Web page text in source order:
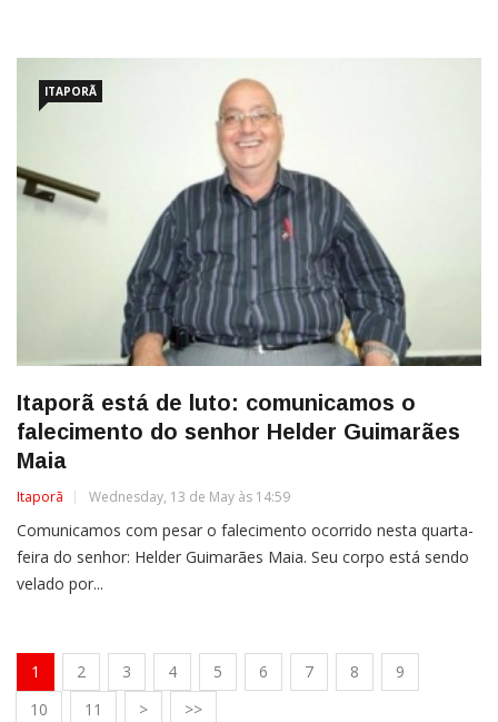
ITAPORÃ
Itaporã está de luto: comunicamos o
falecimento do senhor Helder Guimarães
Maia
Itaporã Wednesday, 13 de May às 14:59
Comunicamos com pesar o falecimento ocorrido nesta quarta-
feira do senhor: Helder Guimarães Maia. Seu corpo está sendo
velado por...
1 2 3 4 5 6 7 8
9
10
11 > >>